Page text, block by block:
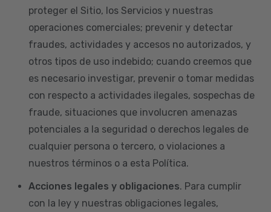
proteger el Sitio, los Servicios y nuestras
operaciones comerciales; prevenir y detectar
fraudes, actividades y accesos no autorizados, y
otros tipos de uso indebido; cuando creemos que
es necesario investigar, prevenir o tomar medidas
con respecto a actividades ilegales, sospechas de
fraude, situaciones que involucren amenazas
potenciales a la seguridad o derechos legales de
cualquier persona o tercero, o violaciones a
nuestros términos o a esta Política.
Acciones legales y obligaciones. Para cumplir
con la ley y nuestras obligaciones legales,